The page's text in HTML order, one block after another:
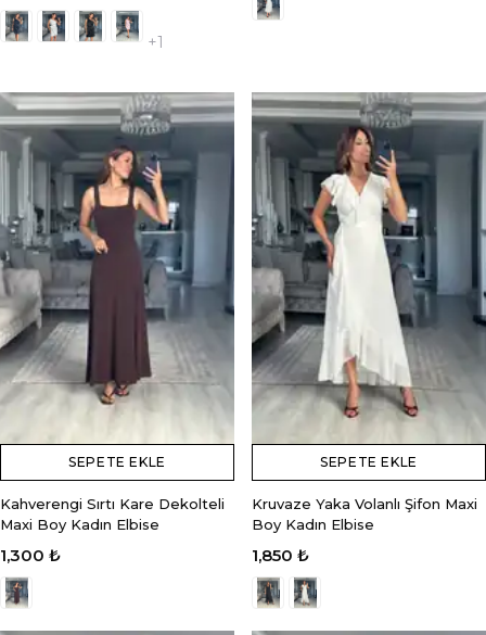
+1
SEPETE EKLE
Kahverengi Sırtı Kare Dekolteli
Maxi Boy Kadın Elbise
1,300 ₺
SEPETE EKLE
Kruvaze Yaka Volanlı Şifon Maxi
Boy Kadın Elbise
1,850 ₺